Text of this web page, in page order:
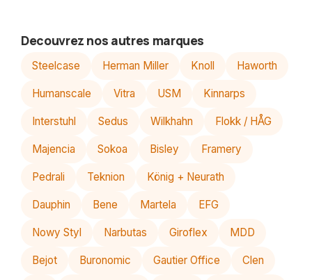
Decouvrez nos autres marques
Steelcase Herman Miller Knoll Haworth
Humanscale Vitra USM Kinnarps
Interstuhl Sedus Wilkhahn Flokk / HÅG
Majencia Sokoa Bisley Framery
Pedrali Teknion König + Neurath
Dauphin Bene Martela EFG
Nowy Styl Narbutas Giroflex MDD
Bejot Buronomic Gautier Office Clen